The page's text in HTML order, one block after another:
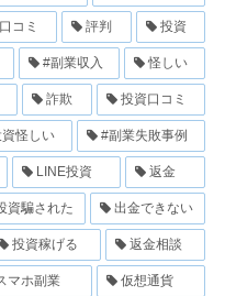
コミ 評判 投資
#副業収入 怪しい
詐欺 投資口コミ
怪しい #副業失敗事例
LINE投資 返金
資騙された 出金できない
投資稼げる 返金相談
マホ副業 仮想通貨